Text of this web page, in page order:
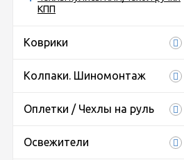
КПП
Коврики
Колпаки. Шиномонтаж
Оплетки / Чехлы на руль
Освежители